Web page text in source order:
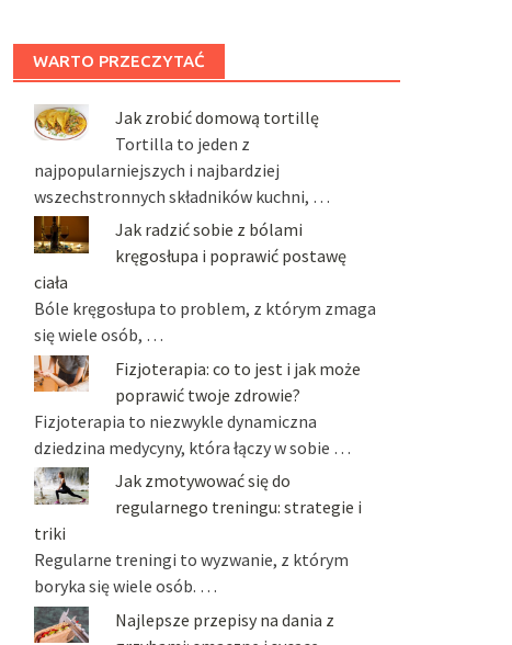
WARTO PRZECZYTAĆ
Jak zrobić domową tortillę
Tortilla to jeden z
najpopularniejszych i najbardziej
wszechstronnych składników kuchni, …
Jak radzić sobie z bólami
kręgosłupa i poprawić postawę
ciała
Bóle kręgosłupa to problem, z którym zmaga
się wiele osób, …
Fizjoterapia: co to jest i jak może
poprawić twoje zdrowie?
Fizjoterapia to niezwykle dynamiczna
dziedzina medycyny, która łączy w sobie …
Jak zmotywować się do
regularnego treningu: strategie i
triki
Regularne treningi to wyzwanie, z którym
boryka się wiele osób. …
Najlepsze przepisy na dania z